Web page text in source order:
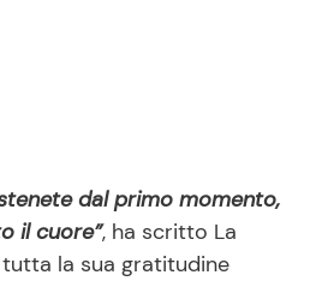
dal primo momento,
il cuore”, ha scritto La
la sua gratitudine